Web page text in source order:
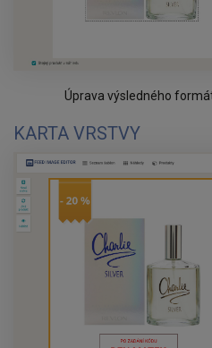
Úprava výsledného
KARTA VRSTVY